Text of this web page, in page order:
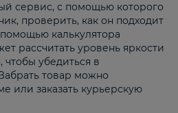
сервис, с помощью которого
проверить, как он подходит
калькулятора
рассчитать уровень яркости
убедиться в
товар можно
или заказать курьерскую